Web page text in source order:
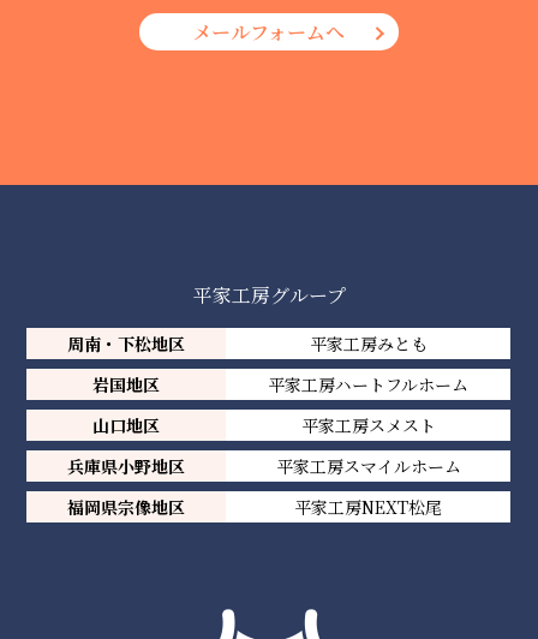
メールフォームへ
平家工房グループ
周南・下松地区
平家工房みとも
岩国地区
平家工房ハートフルホーム
山口地区
平家工房スメスト
兵庫県小野地区
平家工房スマイルホーム
福岡県宗像地区
平家工房NEXT松尾